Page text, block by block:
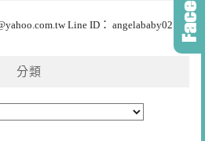
Line ID： angelababy0218
分類